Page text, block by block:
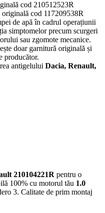
cod 210512523R
originală cod 117209538R
de apă în cadrul operațiunii
simptomelor precum scurgeri
sau zgomote mecanice.
doar garnitură originală și
producător.
antigelului Dacia, Renault,
210104221R pentru o
100% cu motorul tău 1.0
3. Calitate de prim montaj